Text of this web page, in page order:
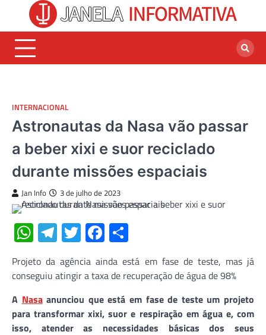
content
INTERNACIONAL
Astronautas da Nasa vão passar
a beber xixi e suor reciclado
durante missões espaciais
Jan Info 3 de julho de 2023
WhatsApp
Telegram
TwitterFacebook
Projeto da agência ainda está em fase de teste, mas já
conseguiu atingir a taxa de recuperação de água de 98%
A Nasaanunciou que está em fase de teste um projeto
para transformar xixi, suor e respiração em água e, com
isso, atender as necessidades básicas dos seus